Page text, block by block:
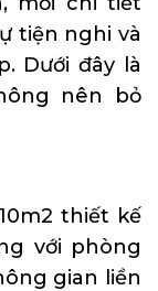
tiện nghi và
Dưới đây là
nên bỏ
thiết kế
với phòng
gian liền